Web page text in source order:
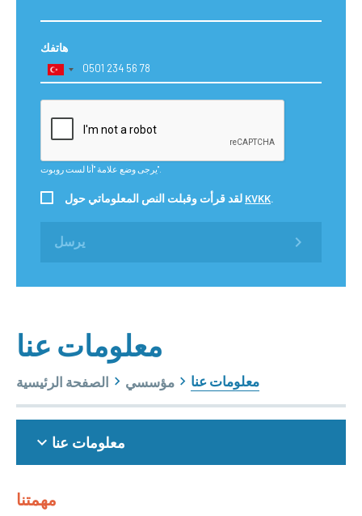
هاتفك
يرجى وضع علامة "أنا لست روبوت".
KVKK.
يرسل
معلومات عنا
الصفحة الرئيسية مؤسسي معلومات عنا
معلومات عنا
مهمتنا